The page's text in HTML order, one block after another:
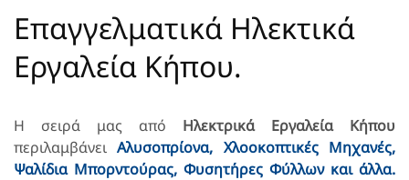
Επαγγελματικά Ηλεκτικά
Εργαλεία Κήπου.
Η σειρά μας από Ηλεκτρικά Εργαλεία Κήπου
περιλαμβάνειΑλυσοπρίονα, Χλοοκοπτικές Μηχανές,
Ψαλίδια Μπορντούρας, Φυσητήρες Φύλλων και άλλα.